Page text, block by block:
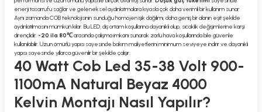
enerji tasarrufu sağlar ve geleneksel aydınlatmalara kıyasla çok daha verimli bir kullanım sunar.
Aynı zamanda COB teknolojisinin sunduğu homojen ışık dağılımı, daha geniş bir alanın eşit şekilde
aydınlatılmasını mümkün kılar. Bu LED, dış ortam koşullarına dayanıklı olup, sıcaklık değişimlerine karşı
dirençlidir. -20 ila 80℃arasında çalışma imkanı sunarak zorlu hava koşullarında bile güvenle
kullanılabilir. Uzun ömürlü yapısı sayesinde bakım maliyetlerini minimum seviyeye indirir ve dayanıklı
yapısı sayesinde yıllarca güvenilir bir şekilde çalışır.
40 Watt Cob Led 35-38 Volt 900-
1100mA Natural Beyaz 4000
Kelvin Montajı Nasıl Yapılır?